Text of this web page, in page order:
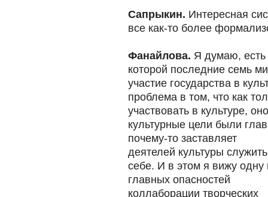
Сапрыкин. Интересная
все как-то более
Фанайлова. Я думаю, есть
которой последние семь
участие государства в
проблема в том, что как
участвовать в культуре,
культурные цели были
почему-то заставляет
деятелей культуры служить
себе. И в этом я вижу одну
главных опасностей
коллаборации творческих